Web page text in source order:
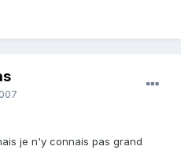
je n'y connais pas grand